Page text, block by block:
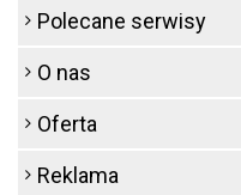
Polecane serwisy
O nas
Oferta
Reklama